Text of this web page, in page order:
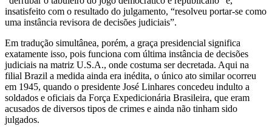
insatisfeito com o resultado do julgamento, “resolveu portar-se como
uma instância revisora de decisões judiciais”.
Em tradução simultânea, porém, a graça presidencial significa
exatamente isso, pois funciona com última instância de decisões
judiciais na matriz U.S.A., onde costuma ser decretada. Aqui na
filial Brazil a medida ainda era inédita, o único ato similar ocorreu
em 1945, quando o presidente José Linhares concedeu indulto a
soldados e oficiais da Força Expedicionária Brasileira, que eram
acusados de diversos tipos de crimes e ainda não tinham sido
julgados.